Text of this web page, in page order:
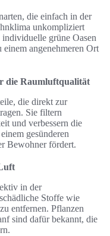
die einfach in der
unkompliziert
grüne Oasen
einem angenehmeren Ort
die Raumluftqualität
die direkt zur
Sie filtern
und verbessern die
gesünderen
Bewohner fördert.
in der
Stoffe wie
entfernen. Pflanzen
sind dafür bekannt, die